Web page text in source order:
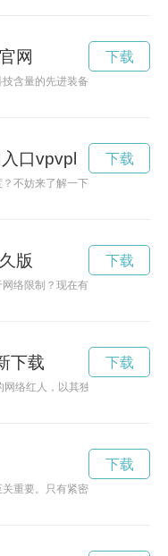
网
含量的先进装备，可以在空间
下载
口vpvpl
不妨来了解一下Skyline加速器
下载
版
络限制？现在有一种免费的解
下载
下载
络红人，以其独特的烧饼制作
下载
重要。只有紧密合作，才能发
下载